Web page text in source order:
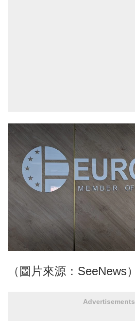
（圖片來源：SeeNews）
Advertisements